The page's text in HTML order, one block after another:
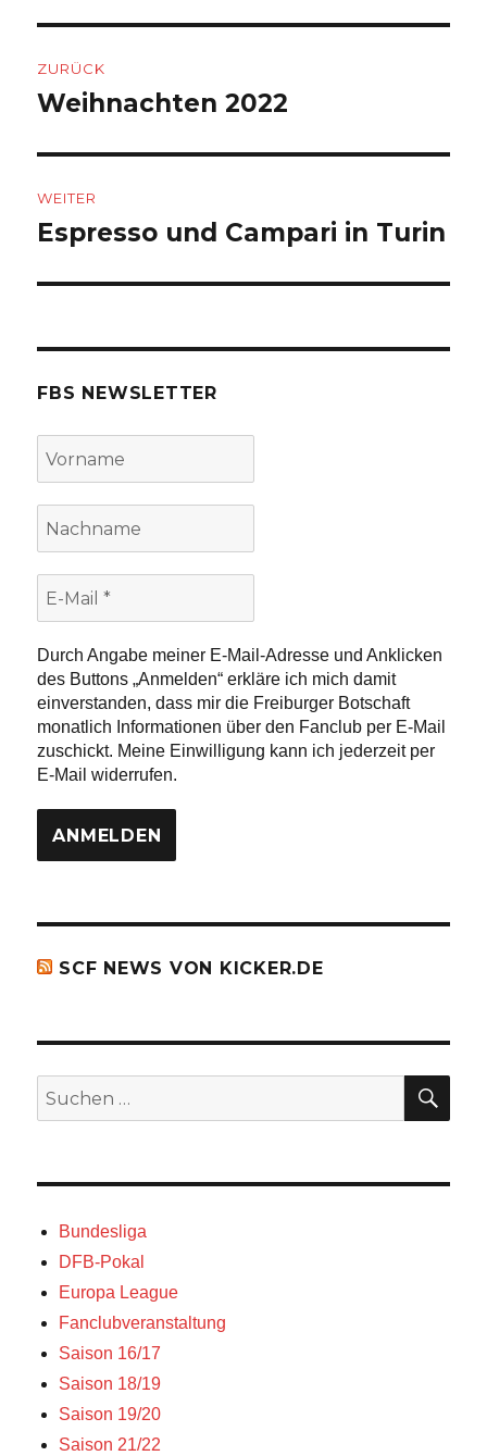
ZURÜCK
Vorheriger
Weihnachten 2022
WEITER
Nächster
Espresso und Campari in Turin
FBS NEWSLETTER
Mail
Durch Angabe meiner E-Mail-Adresse und Anklicken
des Buttons „Anmelden“ erkläre ich mich damit
einverstanden, dass mir die Freiburger Botschaft
monatlich Informationen über den Fanclub per E-Mail
zuschickt. Meine Einwilligung kann ich jederzeit per
E-Mail widerrufen.
SCF NEWS VON KICKER.DE
Suchen
nach:
Bundesliga
DFB-Pokal
Europa League
Fanclubveranstaltung
Saison 16/17
Saison 18/19
Saison 19/20
Saison 21/22